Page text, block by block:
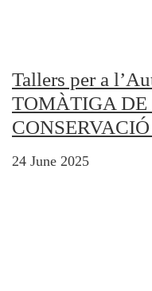
Tallers per a
TOMÀTIGA
CONSERVACIÓ
24 June 2025